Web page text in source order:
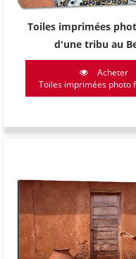
Toiles imprimées
d'une tribu au
Acheter
Toiles imprimées photo